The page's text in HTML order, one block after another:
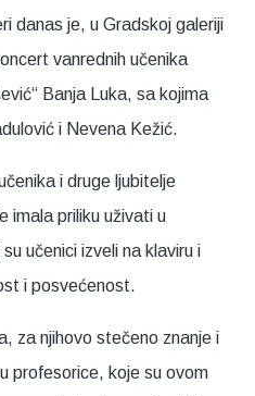
danas je, u Gradskoj galeriji
vanrednih učenika
Banja Luka, sa kojima
i Nevena Kežić.
i druge ljubitelje
imala priliku uživati u
učenici izveli na klaviru i
i posvećenost.
za njihovo stečeno znanje i
profesorice, koje su ovom